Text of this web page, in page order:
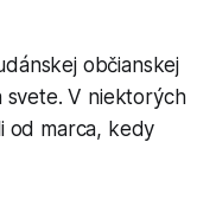
občianskej
svete. V niektorých
od marca, kedy